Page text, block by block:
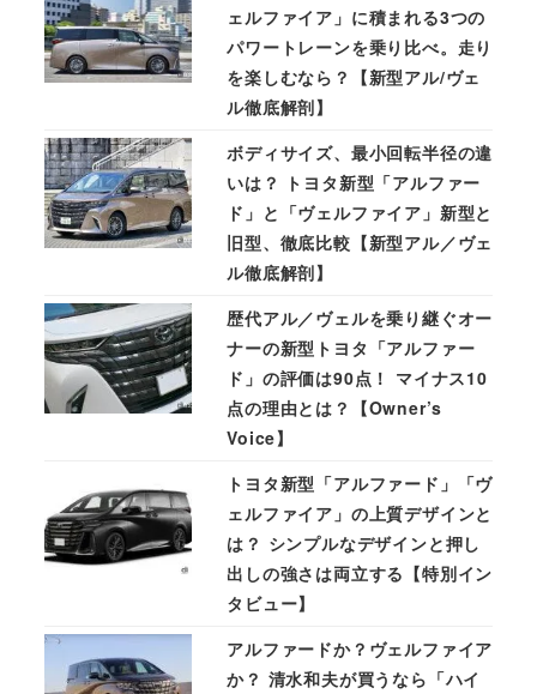
ェルファイア」に積まれる3つの
パワートレーンを乗り比べ。走り
を楽しむなら？【新型アル/ヴェ
ル徹底解剖】
ボディサイズ、最小回転半径の違
いは？ トヨタ新型「アルファー
ド」と「ヴェルファイア」新型と
旧型、徹底比較【新型アル／ヴェ
ル徹底解剖】
歴代アル／ヴェルを乗り継ぐオー
ナーの新型トヨタ「アルファー
ド」の評価は90点！ マイナス10
点の理由とは？【Owner’s
Voice】
トヨタ新型「アルファード」「ヴ
ェルファイア」の上質デザインと
は？ シンプルなデザインと押し
出しの強さは両立する【特別イン
タビュー】
アルファードか？ヴェルファイア
か？ 清水和夫が買うなら「ハイ